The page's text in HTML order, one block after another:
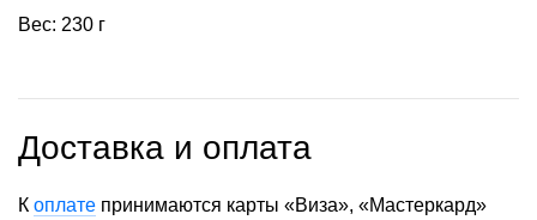
Вес: 230 г
Доставка и оплата
К оплате принимаются карты «Виза», «Мастеркард»